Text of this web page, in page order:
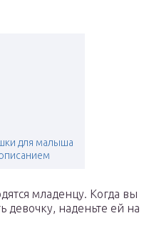
для малыша
младенцу. Когда вы
девочку, наденьте ей на